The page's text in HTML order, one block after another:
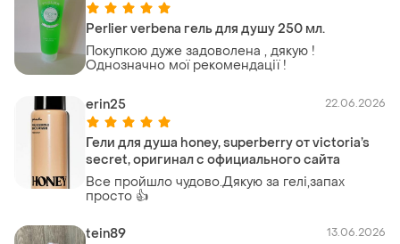
Perlier verbena гель для душу 250 мл.
Покупкою дуже задоволена , дякую !
Однозначно мої рекомендації !
erin25 22.06.2026
Гели для душа honey, superberry от victoria’s
secret, оригинал с официального сайта
Все пройшло чудово.Дякую за гелі,запах
просто 👍
tein89 13.06.2026